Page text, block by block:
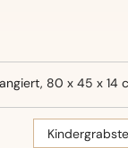
80 x 45 x 14